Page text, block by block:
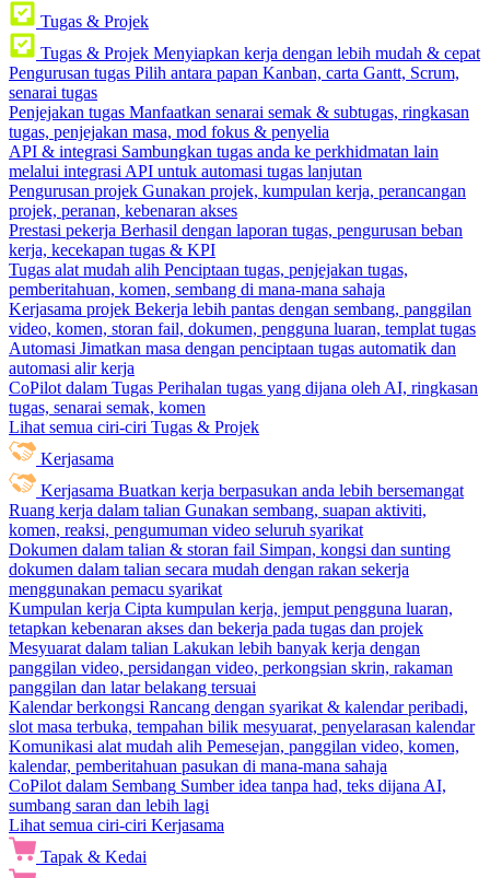
Tugas & Projek
Tugas & Projek Menyiapkan kerja dengan lebih mudah & cepat
Pengurusan tugas Pilih antara papan Kanban, carta Gantt, Scrum,
senarai tugas
Penjejakan tugas Manfaatkan senarai semak & subtugas, ringkasan
tugas, penjejakan masa, mod fokus & penyelia
API & integrasi Sambungkan tugas anda ke perkhidmatan lain
melalui integrasi API untuk automasi tugas lanjutan
Pengurusan projek Gunakan projek, kumpulan kerja, perancangan
projek, peranan, kebenaran akses
Prestasi pekerja Berhasil dengan laporan tugas, pengurusan beban
kerja, kecekapan tugas & KPI
Tugas alat mudah alih Penciptaan tugas, penjejakan tugas,
pemberitahuan, komen, sembang di mana-mana sahaja
Kerjasama projek Bekerja lebih pantas dengan sembang, panggilan
video, komen, storan fail, dokumen, pengguna luaran, templat tugas
Automasi Jimatkan masa dengan penciptaan tugas automatik dan
automasi alir kerja
CoPilot dalam Tugas Perihalan tugas yang dijana oleh AI, ringkasan
tugas, senarai semak, komen
Lihat semua ciri-ciri Tugas & Projek
Kerjasama
Kerjasama Buatkan kerja berpasukan anda lebih bersemangat
Ruang kerja dalam talian Gunakan sembang, suapan aktiviti,
komen, reaksi, pengumuman video seluruh syarikat
Dokumen dalam talian & storan fail Simpan, kongsi dan sunting
dokumen dalam talian secara mudah dengan rakan sekerja
menggunakan pemacu syarikat
Kumpulan kerja Cipta kumpulan kerja, jemput pengguna luaran,
tetapkan kebenaran akses dan bekerja pada tugas dan projek
Mesyuarat dalam talian Lakukan lebih banyak kerja dengan
panggilan video, persidangan video, perkongsian skrin, rakaman
panggilan dan latar belakang tersuai
Kalendar berkongsi Rancang dengan syarikat & kalendar peribadi,
slot masa terbuka, tempahan bilik mesyuarat, penyelarasan kalendar
Komunikasi alat mudah alih Pemesejan, panggilan video, komen,
kalendar, pemberitahuan pasukan di mana-mana sahaja
CoPilot dalam Sembang Sumber idea tanpa had, teks dijana AI,
sumbang saran dan lebih lagi
Lihat semua ciri-ciri Kerjasama
Tapak & Kedai